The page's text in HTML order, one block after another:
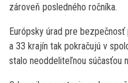
zároveň posledného ročníka.
Európsky úrad pre
a 33 krajín tak pokračujú v
stalo neoddeliteľnou súčasťou